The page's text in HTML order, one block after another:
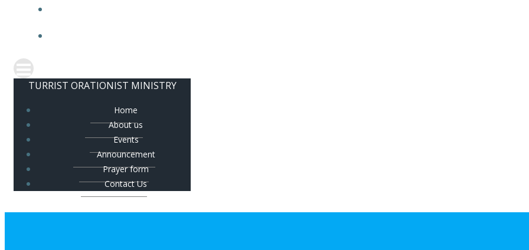
TURRIST ORATIONIST MINISTRY
Home
About us
Events
Announcement
Prayer form
Contact Us